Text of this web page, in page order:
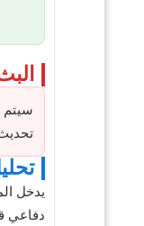
سيتم
يدخل
دفاعي